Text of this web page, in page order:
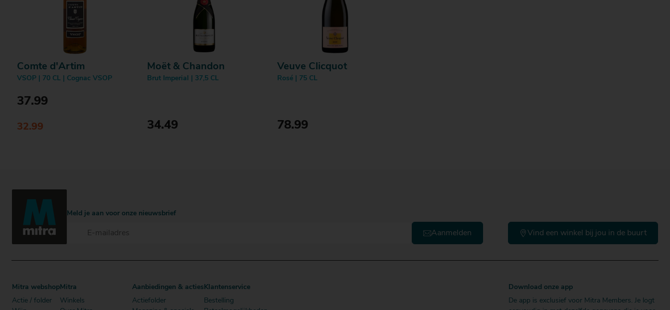
Comte d'Artim
VSOP | 70 CL | Cognac VSOP
37.99
32.99
Moët & Chandon
Brut Imperial | 37,5 CL
34.49
Veuve Clicquot
Rosé | 75 CL
78.99
Meld je aan voor onze nieuwsbrief
Aanmelden Vind een winkel bij jou in de buurt
Mitra webshop
Actie / folder
Mitra
Winkels
Aanbiedingen & acties
Actiefolder
Klantenservice
Bestelling
Download onze app
De app is exclusief voor Mitra Members. Je logt